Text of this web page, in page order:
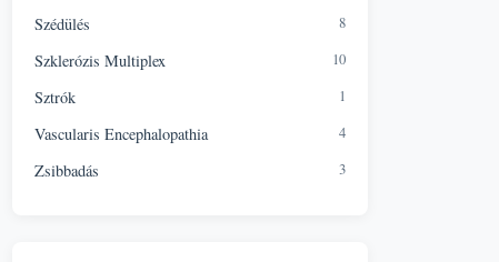
Szédülés 8
Szklerózis Multiplex 10
Sztrók 1
Vascularis Encephalopathia 4
Zsibbadás 3